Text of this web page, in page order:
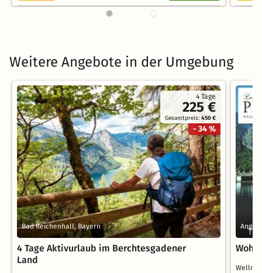
Weitere Angebote in der Umgebung
4 Tage
225 €
Gesamtpreis:450 €
- 34 %
Bad Reichenhall, Bayern
4 Tage Aktivurlaub im Berchtesgadener
Land
Anger